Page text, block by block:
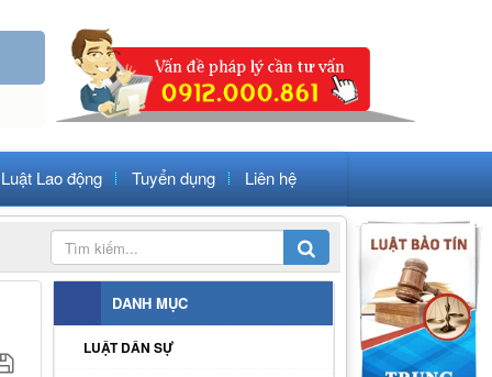
Luật Lao động Tuyển dụng Liên hệ
DANH MỤC
LUẬT DÂN SỰ